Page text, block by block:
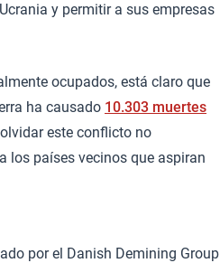
y permitir a sus empresas
ocupados, está claro que
ha causado 10.303 muertes
este conflicto no
los países vecinos que aspiran
por el Danish Demining Group